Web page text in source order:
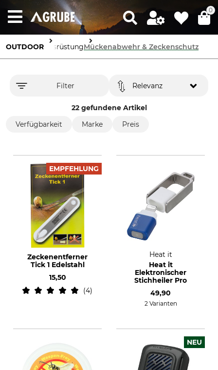
0
OUTDOOR AusrüstungMückenabwehr & Zeckenschutz
Filter
22 gefundene Artikel
Relevanz
Verfügbarkeit Marke Preis
EMPFEHLUNG
Zeckenentferner
Tick 1 Edelstahl
15,50
4
Heat it
Heat it
Elektronischer
Stichheiler Pro
49,90
2 Varianten
NEU